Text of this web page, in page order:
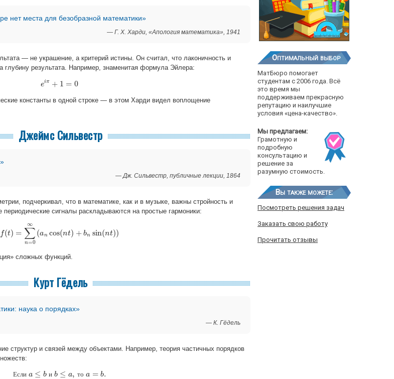
нет места для безобразной математики»
— Г. Х. Харди, «Апология математика», 1941
— не украшение, а критерий истины. Он считал, что лаконичность и
глубину результата. Например, знаменитая формула Эйлера:
eiπ + 1 = 0
e π+1 =0
константы в одной строке — в этом Харди видел воплощение
Джеймс Сильвестр
— Дж. Сильвестр, публичные лекции, 1864
подчеркивал, что в математике, как и в музыке, важны стройность и
сигналы раскладываются на простые гармоники:
f(t) = ∑
n=0
∞
(an cos(nt) + bn sin(nt))
(t)= ∑n =0∞( ancos(n t) +b nsin(nt))
сложных функций.
Курт Гёдель
наука о порядках»
— К. Гёдель
структур и связей между объектами. Например, теория частичных порядков
Если a ≤ b и b ≤ a, то a = b.
Если a≤ bи b≤ a,тоa = b.
Оптимальный выбор
МатБюро помогает
студентам с 2006 года. Всё
это время мы
поддерживаем прекрасную
репутацию и наилучшие
условия «цена-качество».
Мы предлагаем:
Грамотную и
подробную
консультацию и
решение за
разумную стоимость.
Вы также можете:
Посмотреть решения задач
Заказать свою работу
Прочитать отзывы